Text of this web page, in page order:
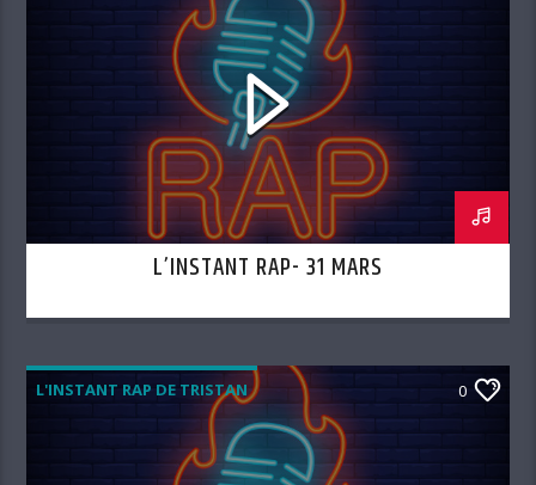
L’INSTANT RAP- 31 MARS
L'INSTANT RAP DE TRISTAN 0